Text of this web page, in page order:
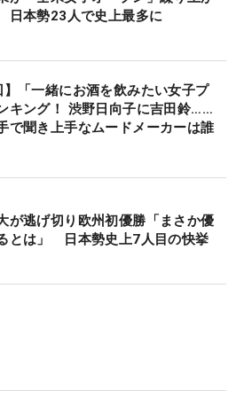
った。トップ10フィニッシュ
6位になった昨年6月のペア戦
約1年ぶり。個人戦では24年
（5位）までさかのぼらない
で、次週は「全米女子オープ
。5月11日に行われたマサチ
会に参加し、わずか1枠の出
ャーの舞台だ。
ップダウンがあったり、グリ
日本勢23人で史上最多に
】「一緒にお酒を飲みたい女子プ
キング！ 渋野日向子に吉田鈴……
で聞き上手なムードメーカーは誰
が逃げ切り欧州初優勝「まさか優
とは」 日本勢史上7人目の快挙